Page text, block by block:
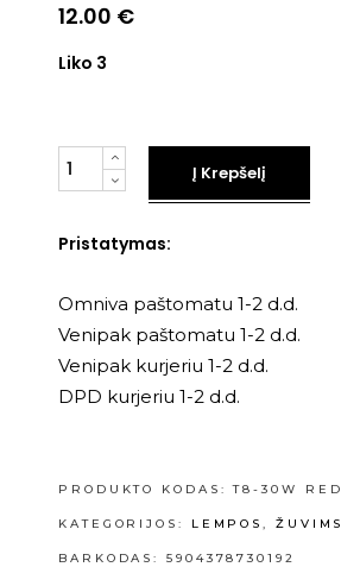
12.00 €
Liko 3
Kiekis
Į Krepšelį
Pristatymas:
Omniva paštomatu 1-2 d.d.
Venipak paštomatu 1-2 d.d.
Venipak kurjeriu 1-2 d.d.
DPD kurjeriu 1-2 d.d.
PRODUKTO KODAS:T8-30W RED
KATEGORIJOS: LEMPOS, ŽUVIMS
BARKODAS: 5904378730192